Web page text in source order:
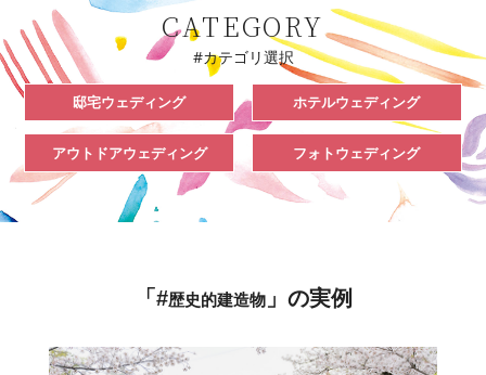
CATEGORY
#カテゴリ選択
邸宅ウェディング ホテルウェディング
アウトドアウェディング フォトウェディング
「#歴史的建造物」の実例